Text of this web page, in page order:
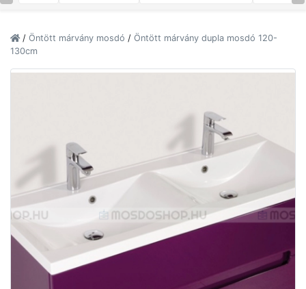
/ Öntött márvány mosdó / Öntött márvány dupla mosdó 120-
130cm